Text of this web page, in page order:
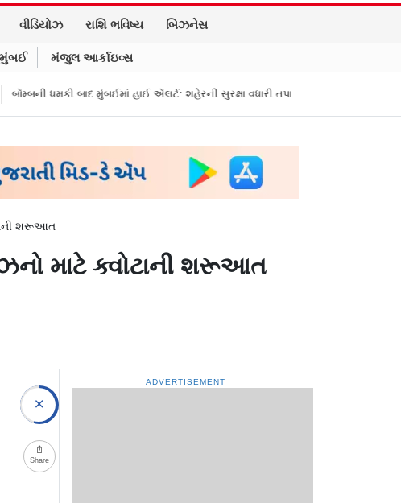
વીડિયોઝ રાશિ ભવિષ્ય બિઝનેસ
મંજુલ આર્કાઇવ્સ
બાદ મુંબઈમાં હાઈ ઍલર્ટ: શહેરની સુરક્ષા વધારી તપાસ શરૂ, જુઓ તસવીરો
શરૂઆત
માટે ક્વોટાની શરૂઆત
Share
ADVERTISEMENT